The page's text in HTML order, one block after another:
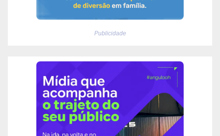
Publicidade